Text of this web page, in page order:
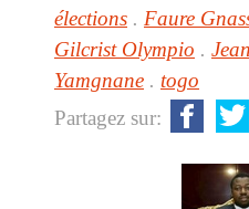
élections . Faure
Gilcrist Olympio .
Yamgnane . togo
Partagez sur: